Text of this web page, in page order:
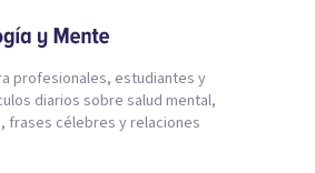
profesionales, estudiantes y
diarios sobre salud mental,
frases célebres y relaciones